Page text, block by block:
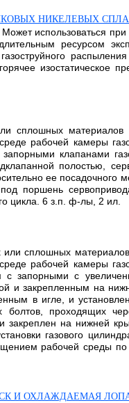
НИКЕЛЕВЫХ
использоваться при
ресурсом
изостатическое
сплошных
рабочей камеры
клапанами
полостью,
ее посадочного
поршень
цикла. 6 з.п. ф-лы, 2 ил.
или сплошных
рабочей камеры
с запорными с
и закрепленным на
в игле, и
проходящих
на нижней
газового
рабочей среды по
И ОХЛАЖДАЕМАЯ